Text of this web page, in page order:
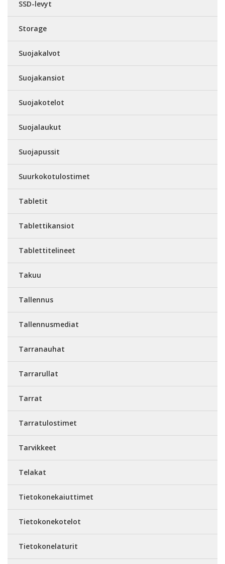
SSD-levyt
Storage
Suojakalvot
Suojakansiot
Suojakotelot
Suojalaukut
Suojapussit
Suurkokotulostimet
Tabletit
Tablettikansiot
Tablettitelineet
Takuu
Tallennus
Tallennusmediat
Tarranauhat
Tarrarullat
Tarrat
Tarratulostimet
Tarvikkeet
Telakat
Tietokonekaiuttimet
Tietokonekotelot
Tietokonelaturit